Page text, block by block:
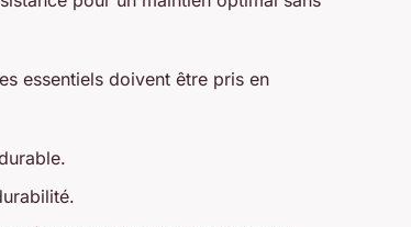
essentiels doivent être pris en